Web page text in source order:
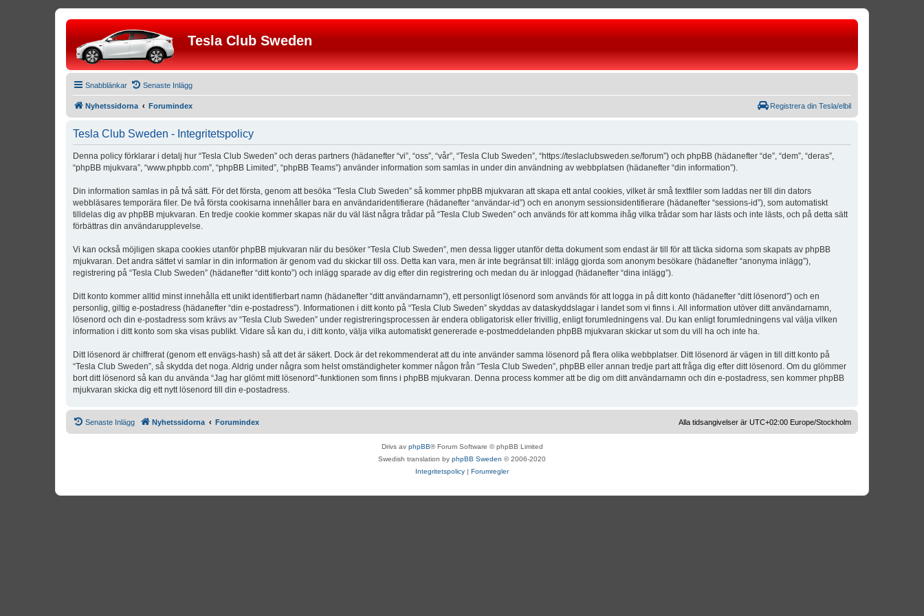
Tesla Club Sweden
Snabblänkar Senaste Inlägg
Nyhetssidorna Forumindex Registrera din Tesla/elbil
Tesla Club Sweden - Integritetspolicy
Denna policy förklarar i detalj hur “Tesla Club Sweden” och deras partners (hädanefter “vi”, “oss”, “vår”, “Tesla Club Sweden”, “https://teslaclubsweden.se/forum”) och phpBB (hädanefter “de”, “dem”, “deras”,
“phpBB mjukvara”, “www.phpbb.com”, “phpBB Limited”, “phpBB Teams”) använder information som samlas in under din användning av webbplatsen (hädanefter “din information”).
Din information samlas in på två sätt. För det första, genom att besöka “Tesla Club Sweden” så kommer phpBB mjukvaran att skapa ett antal cookies, vilket är små textfiler som laddas ner till din dators
webbläsares temporära filer. De två första cookisarna innehåller bara en användaridentifierare (hädanefter “användar-id”) och en anonym sessionsidentifierare (hädanefter “sessions-id”), som automatiskt
tilldelas dig av phpBB mjukvaran. En tredje cookie kommer skapas när du väl läst några trådar på “Tesla Club Sweden” och används för att komma ihåg vilka trådar som har lästs och inte lästs, och på detta sätt
förbättras din användarupplevelse.
Vi kan också möjligen skapa cookies utanför phpBB mjukvaran när du besöker “Tesla Club Sweden”, men dessa ligger utanför detta dokument som endast är till för att täcka sidorna som skapats av phpBB
mjukvaran. Det andra sättet vi samlar in din information är genom vad du skickar till oss. Detta kan vara, men är inte begränsat till: inlägg gjorda som anonym besökare (hädanefter “anonyma inlägg”),
registrering på “Tesla Club Sweden” (hädanefter “ditt konto”) och inlägg sparade av dig efter din registrering och medan du är inloggad (hädanefter “dina inlägg”).
Ditt konto kommer alltid minst innehålla ett unikt identifierbart namn (hädanefter “ditt användarnamn”), ett personligt lösenord som används för att logga in på ditt konto (hädanefter “ditt lösenord”) och en
personlig, giltig e-postadress (hädanefter “din e-postadress”). Informationen i ditt konto på “Tesla Club Sweden” skyddas av dataskyddslagar i landet som vi finns i. All information utöver ditt användarnamn,
lösenord och din e-postadress som krävs av “Tesla Club Sweden” under registreringsprocessen är endera obligatorisk eller frivillig, enligt forumledningens val. Du kan enligt forumledningens val välja vilken
information i ditt konto som ska visas publikt. Vidare så kan du, i ditt konto, välja vilka automatiskt genererade e-postmeddelanden phpBB mjukvaran skickar ut som du vill ha och inte ha.
Ditt lösenord är chiffrerat (genom ett envägs-hash) så att det är säkert. Dock är det rekommenderat att du inte använder samma lösenord på flera olika webbplatser. Ditt lösenord är vägen in till ditt konto på
“Tesla Club Sweden”, så skydda det noga. Aldrig under några som helst omständigheter kommer någon från “Tesla Club Sweden”, phpBB eller annan tredje part att fråga dig efter ditt lösenord. Om du glömmer
bort ditt lösenord så kan du använda “Jag har glömt mitt lösenord”-funktionen som finns i phpBB mjukvaran. Denna process kommer att be dig om ditt användarnamn och din e-postadress, sen kommer phpBB
mjukvaran skicka dig ett nytt lösenord till din e-postadress.
Senaste Inlägg Nyhetssidorna Forumindex Alla tidsangivelser är UTC+02:00 Europe/Stockholm
Drivs av phpBB® Forum Software © phpBB Limited
Swedish translation by phpBB Sweden © 2006-2020
Integritetspolicy | Forumregler